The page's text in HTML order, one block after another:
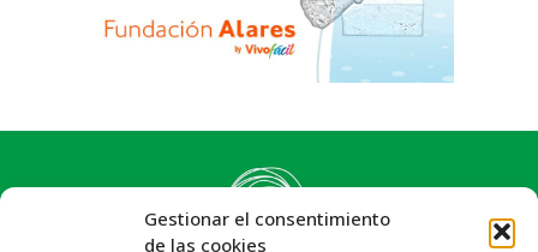
Gestionar el consentimiento
de las cookies